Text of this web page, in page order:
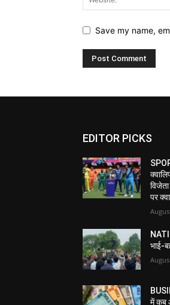
Save my name,
EDITOR PICKS
पर
भाई-
में कब